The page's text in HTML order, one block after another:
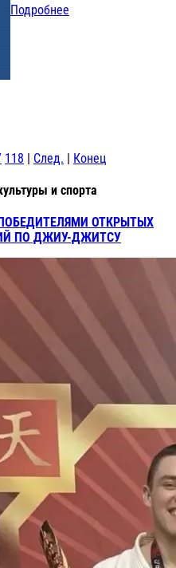
Подробнее
118 | След. | Конец
и спорта
ОТКРЫТЫХ
ПО ДЖИУ-ДЖИТСУ